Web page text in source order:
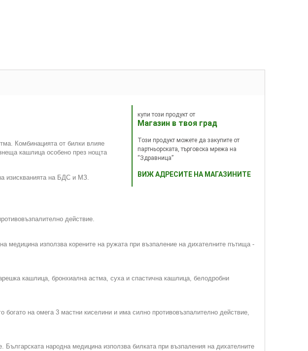
купи този продукт от
Магазин в твоя град
Този продукт можете да закупите от
партньорската, търговска мрежа на
“Здравница”
ВИЖ АДРЕСИТЕ НА МАГАЗИНИТЕ
Комбинацията от билки влияе
кашлица особено през нощта
изискванията на БДС и МЗ.
действие.
медицина използва корените на ружата при възпаление на дихателните пътища -
кашлица, бронхиална астма, суха и спастична кашлица, белодробни
на омега 3 мастни киселини и има силно противовъзпалително действие,
народна медицина използва билката при възпаления на дихателните